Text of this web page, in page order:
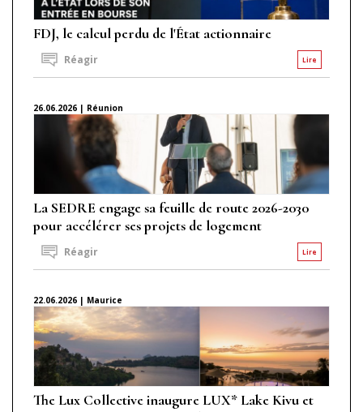
FDJ, le calcul perdu de l'État actionnaire
Lire
Réagir
26.06.2026 | Réunion
La SEDRE engage sa feuille de route 2026-2030
pour accélérer ses projets de logement
Lire
Réagir
22.06.2026 | Maurice
The Lux Collective inaugure LUX* Lake Kivu et